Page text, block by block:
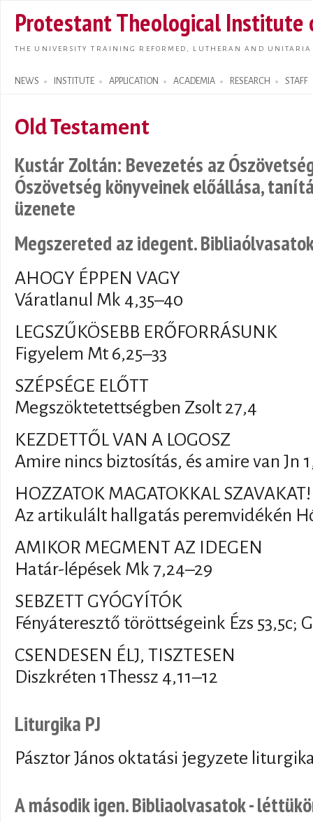
main
Protestant Theological Institute
THE UNIVERSITY TRAINING REFORMED, LUTHERAN AND
NEWS INSTITUTE APPLICATION ACADEMIA RESEARCH STAFF
Search form
Old Testament
Kustár Zoltán: Bevezetés az
Ószövetség könyveinek előállása,
üzenete
Megszereted az idegent.
AHOGY ÉPPEN VAGY
Váratlanul Mk 4,35–40
LEGSZŰKÖSEBB ERŐFORRÁSUNK
Figyelem Mt 6,25–33
SZÉPSÉGE ELŐTT
Megszöktetettségben Zsolt 27,4
KEZDETTŐL VAN A LOGOSZ
Amire nincs biztosítás, és amire van Jn
HOZZATOK MAGATOKKAL SZAVAKAT!
Az artikulált hallgatás peremvidékén
AMIKOR MEGMENT AZ IDEGEN
Határ-lépések Mk 7,24–29
SEBZETT GYÓGYÍTÓK
Fényáteresztő töröttségeink Ézs 53,5c;
CSENDESEN ÉLJ, TISZTESEN
Diszkréten 1Thessz 4,11–12
Liturgika PJ
Pásztor János oktatási jegyzete
A második igen. Bibliaolvasatok -